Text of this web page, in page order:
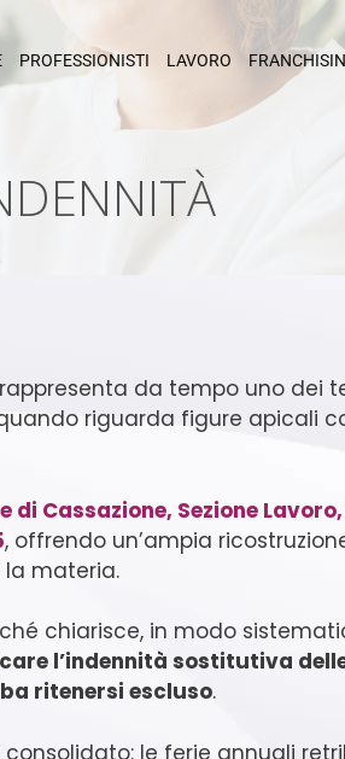
PROFESSIONISTI LAVORO
da tempo uno dei
riguarda figure apicali
di Cassazione, Sezione
, offrendo un’ampia
la materia.
chiarisce, in modo
l’indennità sostitutiva
ritenersi escluso.
le ferie annuali